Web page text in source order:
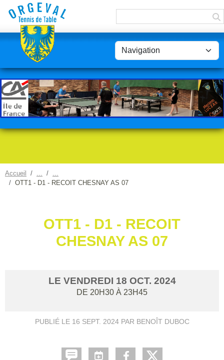
Accueil
OTT1 - D1 - RECOIT CHESNAY AS 07
OTT1 - D1 - RECOIT
CHESNAY AS 07
LE VENDREDI 18 OCT. 2024
DE 20H30 À 23H45
PUBLIÉ LE 16 SEPT. 2024PAR BENOÎT DUBOC
Panneau de gestion des cookies